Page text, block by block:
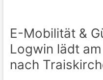
E-Mobilität &
Logwin lädt
nach